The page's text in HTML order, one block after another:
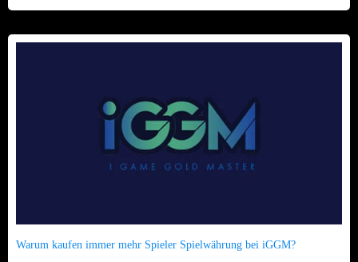
Warum kaufen immer mehr Spieler Spielwährung bei iGGM?